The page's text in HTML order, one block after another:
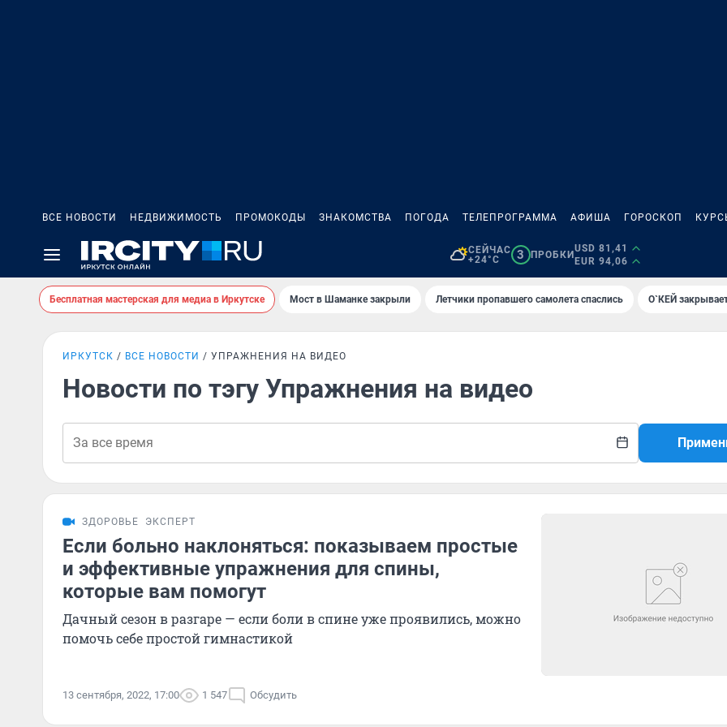
ВСЕ НОВОСТИ НЕДВИЖИМОСТЬ ПРОМОКОДЫ ЗНАКОМСТВА ПОГОДА ТЕЛЕПРОГРАММА АФИША ГОРОСКОП
СЕЙЧАС
+24°C
3 ПРОБКИ
USD 81,41
EUR 94,06
Бесплатная мастерская для медиа в Иркутске Мост в Шаманке закрыли Летчики пропавшего самолета спаслись О`КЕЙ
ИРКУТСК ВСЕ НОВОСТИ УПРАЖНЕНИЯ НА ВИДЕО
Новости по тэгу Упражнения на видео
ЗДОРОВЬЕ ЭКСПЕРТ
Если больно наклоняться: показываем простые
и эффективные упражнения для спины,
которые вам помогут
Дачный сезон в разгаре — если боли в спине уже проявились, можно
помочь себе простой гимнастикой
13 сентября, 2022, 17:00 1 547 Обсудить